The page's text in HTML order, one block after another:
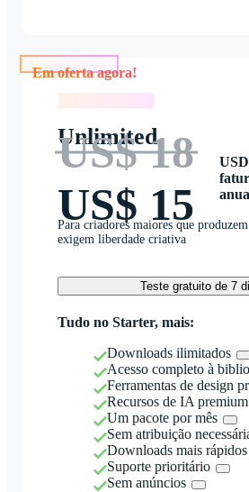
Unlimited
US$ 18
US$ 15
Para criadores maiores que
exigem liberdade criativa
Teste gratuito de 7
Tudo no Starter, mais:
Downloads ilimitados
Acesso completo à
Ferramentas de design
Recursos de IA premium
Um pacote por mês
Sem atribuição
Downloads mais rápidos
Suporte prioritário
Sem anúncios